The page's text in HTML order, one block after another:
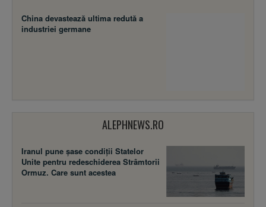
China devastează ultima redută a
industriei germane
ALEPHNEWS.RO
Iranul pune șase condiții Statelor
Unite pentru redeschiderea Strâmtorii
Ormuz. Care sunt acestea